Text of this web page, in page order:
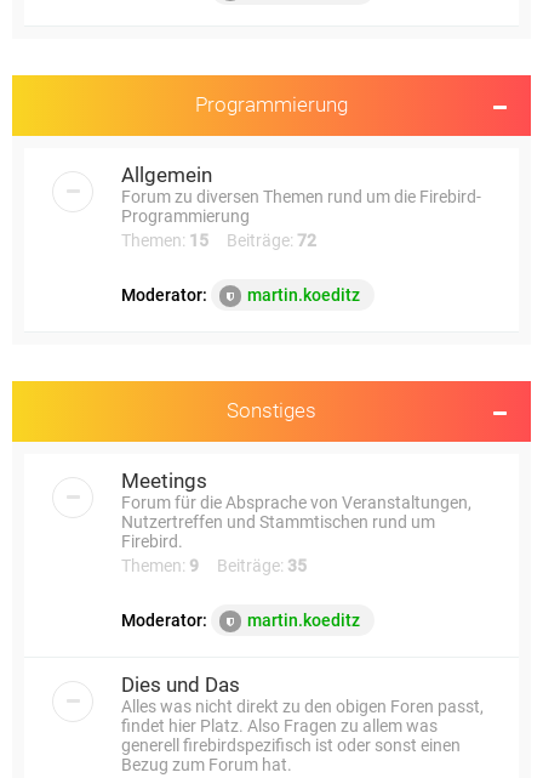
Programmierung
Allgemein
Forum zu diversen Themen rund um die Firebird-
Programmierung
Themen: 15 Beiträge: 72
Moderator: martin.koeditz
Sonstiges
Meetings
Forum für die Absprache von Veranstaltungen,
Nutzertreffen und Stammtischen rund um
Firebird.
Themen: 9 Beiträge: 35
Moderator: martin.koeditz
Dies und Das
Alles was nicht direkt zu den obigen Foren passt,
findet hier Platz. Also Fragen zu allem was
generell firebirdspezifisch ist oder sonst einen
Bezug zum Forum hat.